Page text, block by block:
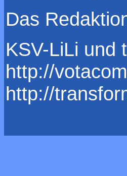
Das
KSV-LiLi und
http://
http://